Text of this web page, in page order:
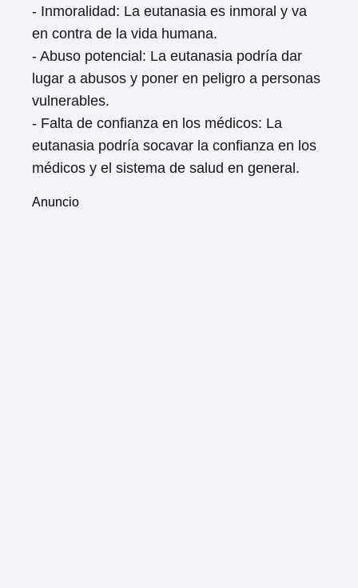
- Inmoralidad: La eutanasia es inmoral y va
en contra de la vida humana.
- Abuso potencial: La eutanasia podría dar
lugar a abusos y poner en peligro a personas
vulnerables.
- Falta de confianza en los médicos: La
eutanasia podría socavar la confianza en los
médicos y el sistema de salud en general.
Anuncio